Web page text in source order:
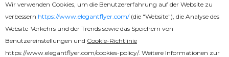
Preise
Online-Generator
Wir verwenden Cookies, um die Benutzererfahrung auf der Website zu
verbessern https://www.elegantflyer.com/(die "Website"), die Analyse des
Website-Verkehrs und der Trends sowie das Speichern von
Benutzereinstellungen und Cookie-Richtlinie
https://www.elegantflyer.com/cookies-policy/. Weitere Informationen zur